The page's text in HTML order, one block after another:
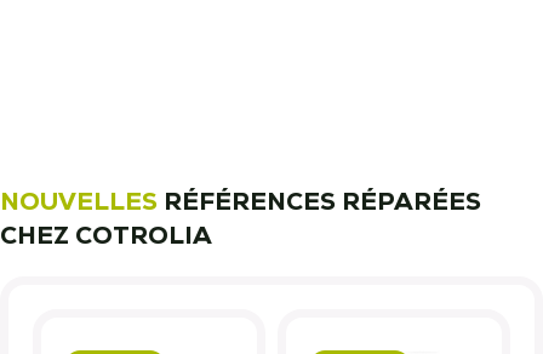
NOUVELLES RÉFÉRENCES RÉPARÉES
CHEZ COTROLIA